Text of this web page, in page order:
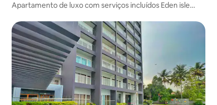
Apartamento de luxo com serviços incluídos Eden isle